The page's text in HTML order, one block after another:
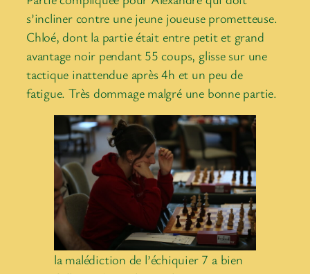
s’incliner contre une jeune joueuse prometteuse.
Chloé, dont la partie était entre petit et grand
avantage noir pendant 55 coups, glisse sur une
tactique inattendue après 4h et un peu de
fatigue. Très dommage malgré une bonne partie.
la malédiction de l’échiquier 7 a bien